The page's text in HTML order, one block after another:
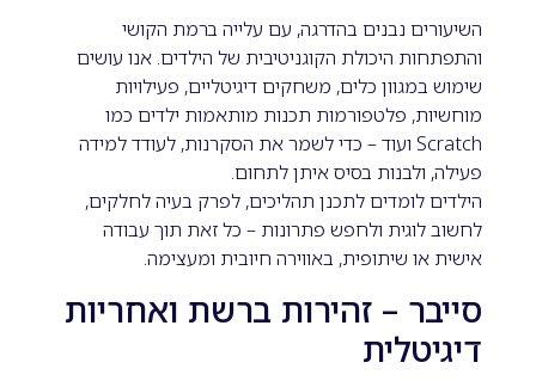
השיעורים נבנים בהדרגה, עם עלייה ברמת הקושי
והתפתחות היכולת הקוגניטיבית של הילדים. אנו עושים
שימוש במגוון כלים, משחקים דיגיטליים, פעילויות
מוחשיות, פלטפורמות תכנות מותאמות ילדים כמו
Scratch ועוד – כדי לשמר את הסקרנות, לעודד למידה
פעילה, ולבנות בסיס איתן לתחום.
הילדים לומדים לתכנן תהליכים, לפרק בעיה לחלקים,
לחשוב לוגית ולחפש פתרונות – כל זאת תוך עבודה
אישית או שיתופית, באווירה חיובית ומעצימה.
סייבר – זהירות ברשת ואחריות
דיגיטלית